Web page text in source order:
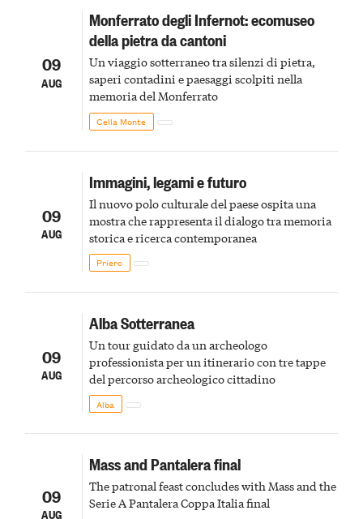
09
AUG
Monferrato degli Infernot: ecomuseo
della pietra da cantoni
Un viaggio sotterraneo tra silenzi di pietra,
saperi contadini e paesaggi scolpiti nella
memoria del Monferrato
Cella Monte
09
AUG
Immagini, legami e futuro
Il nuovo polo culturale del paese ospita una
mostra che rappresenta il dialogo tra memoria
storica e ricerca contemporanea
Priero
09
AUG
Alba Sotterranea
Un tour guidato da un archeologo
professionista per un itinerario con tre tappe
del percorso archeologico cittadino
Alba
09
AUG
Mass and Pantalera final
The patronal feast concludes with Mass and the
Serie A Pantalera Coppa Italia final